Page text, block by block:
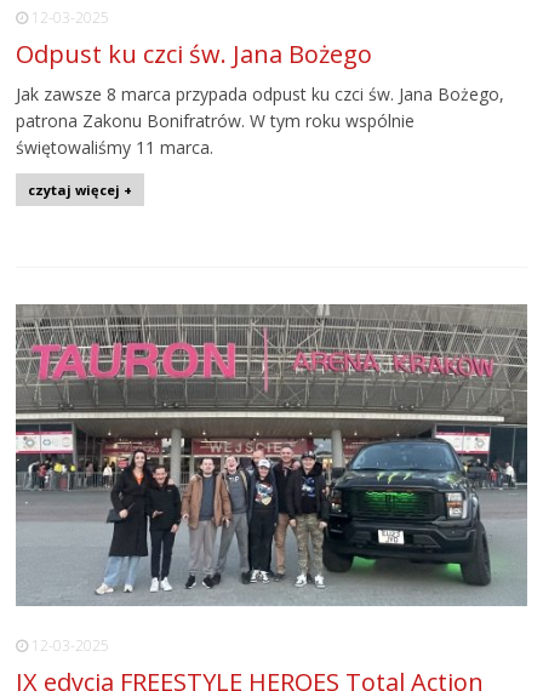
12-03-2025
Odpust ku czci św. Jana Bożego
Jak zawsze 8 marca przypada odpust ku czci św. Jana Bożego,
patrona Zakonu Bonifratrów. W tym roku wspólnie
świętowaliśmy 11 marca.
czytaj więcej +
12-03-2025
IX edycja FREESTYLE HEROES Total Action